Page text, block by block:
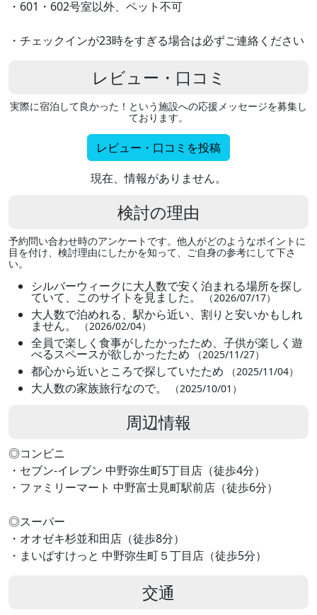
・601・602号室以外、ペット不可
・チェックインが23時をすぎる場合は必ずご連絡ください
レビュー・口コミ
実際に宿泊して良かった！という施設への応援メッセージを募集し
ております。
レビュー・口コミを投稿
現在、情報がありません。
検討の理由
予約問い合わせ時のアンケートです。他人がどのようなポイントに
目を付け、検討理由にしたかを知って、ご自身の参考にして下さ
い。
シルバーウィークに大人数で安く泊まれる場所を探し
ていて、このサイトを見ました。 （2026/07/17）
大人数で泊めれる、駅から近い、割りと安いかもしれ
ません。 （2026/02/04）
全員で楽しく食事がしたかったため、子供が楽しく遊
べるスペースが欲しかったため （2025/11/27）
都心から近いところで探していたため （2025/11/04）
大人数の家族旅行なので。 （2025/10/01）
周辺情報
◎コンビニ
・セブン-イレブン 中野弥生町5丁目店（徒歩4分）
・ファミリーマート 中野富士見町駅前店（徒歩6分）
◎スーパー
・オオゼキ杉並和田店（徒歩8分）
・まいばすけっと 中野弥生町５丁目店（徒歩5分）
交通